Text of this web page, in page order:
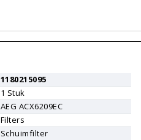
1180215095
1 Stuk
AEG ACX6209EC
Filters
Schuimfilter